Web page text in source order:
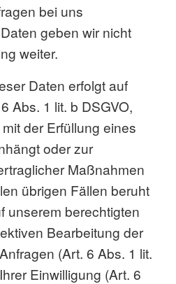
bei uns
geben wir nicht
weiter.
Daten erfolgt auf
Abs. 1 lit. b DSGVO,
der Erfüllung eines
oder zur
Maßnahmen
übrigen Fällen beruht
unserem berechtigten
Bearbeitung der
(Art. 6 Abs. 1 lit.
Einwilligung (Art. 6